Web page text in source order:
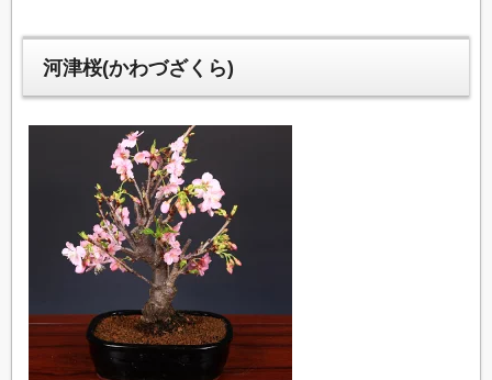
河津桜(かわづざくら)